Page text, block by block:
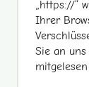
„https://“
Ihrer
Sie an
mitgelesen